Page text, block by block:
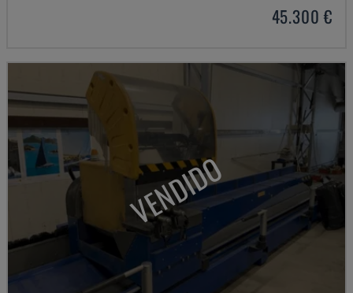
45.300 €
VENDIDO